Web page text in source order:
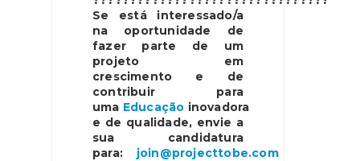
Se está interessado/a
na oportunidade de
fazer parte de um
projeto em
crescimento e de
contribuir para
uma Educação inovadora
e de qualidade, envie a
sua candidatura
para: join@projecttobe.com